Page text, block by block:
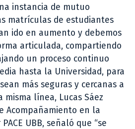
instancia de mutuo
matrículas de estudiantes
ido en aumento y debemos
articulada, compartiendo
un proceso continuo
hasta la Universidad, para
más seguras y cercanas a
misma línea, Lucas Sáez
Acompañamiento en la
UBB, señaló que “se